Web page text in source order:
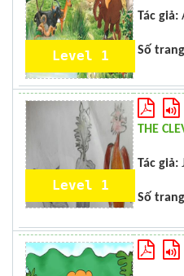
Level 1
Tác giả:
Số
Level 1
THE
Tác giả:
Số